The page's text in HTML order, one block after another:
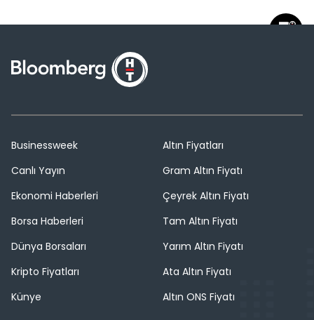
Businessweek
Canlı Yayın
Ekonomi Haberleri
Borsa Haberleri
Dünya Borsaları
Kripto Fiyatları
Künye
Altın Fiyatları
Gram Altın Fiyatı
Çeyrek Altın Fiyatı
Tam Altın Fiyatı
Yarım Altın Fiyatı
Ata Altın Fiyatı
Altın ONS Fiyatı